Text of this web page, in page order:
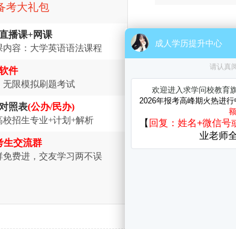
考大礼包
播课+网课
容：大学英语语法课程
件
无限模拟刷题考试
照表(公办/民办)
招生专业+计划+解析
生交流群
费进，交友学习两不误